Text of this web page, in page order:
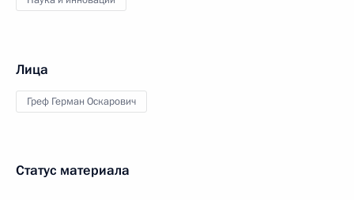
Лица
Греф Герман Оскарович
Статус материала